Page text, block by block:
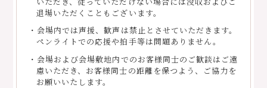
退場いただくこともございます。
・会場内では声援、歓声は禁止とさせていただきます。
ペンライトでの応援や拍手等は問題ありません。
・会場および会場敷地内でのお客様同士のご歓談はご遠
慮いただき、お客様同士の距離を保つよう、ご協力を
お願いいたします。